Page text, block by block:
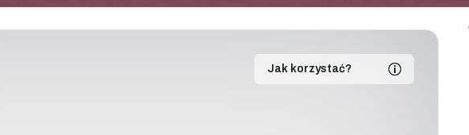
Jak korzystać?